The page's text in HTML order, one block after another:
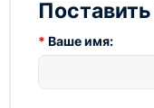
Ход площадки,
Ваше имя: